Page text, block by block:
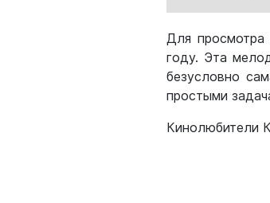
Для
году. Эта
безусловно
простыми
Кинолюбители